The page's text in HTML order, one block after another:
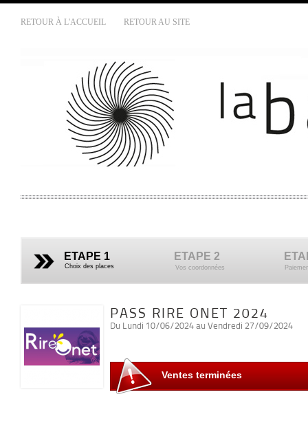
RETOUR À L'ACCUEIL RETOUR AU SITE
ETAPE 1 ETAPE 2
Choix des places Vos coordonnées
PASS RIRE ONET 2024
Du Lundi 10/06/2024 au Vendredi 27/09/2024
Ventes terminées